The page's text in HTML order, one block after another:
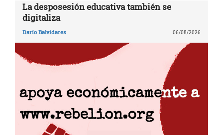
La desposesión educativa también se
digitaliza
Darío Balvidares 06/08/2026